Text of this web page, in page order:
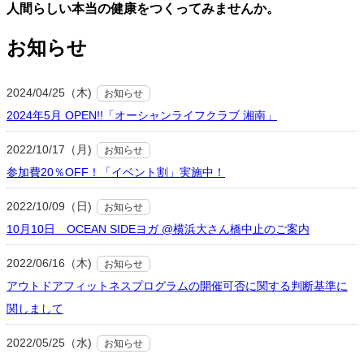
⼈間らしい本当の健康をつくってみませんか。
お知らせ
2024/04/25（木) お知らせ
2024年5月 OPEN!!「オーシャンライフクラブ 湘南」
2022/10/17（月) お知らせ
参加費20％OFF！「イベント割」実施中！
2022/10/09（日) お知らせ
10月10日 OCEAN SIDEヨガ @横浜大さん橋中止のご案内
2022/06/16（木) お知らせ
アウトドアフィットネスプログラムの開催可否に関する判断基準に
関しまして
2022/05/25（水) お知らせ